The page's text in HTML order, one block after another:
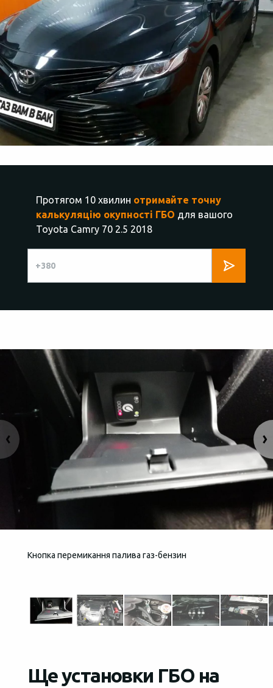
Протягом 10 хвилин отримайте точну
калькуляцію окупності ГБО для вашого
Toyota Camry 70 2.5 2018
Кнопка перемикання палива газ-бензин
Ще установки ГБО на